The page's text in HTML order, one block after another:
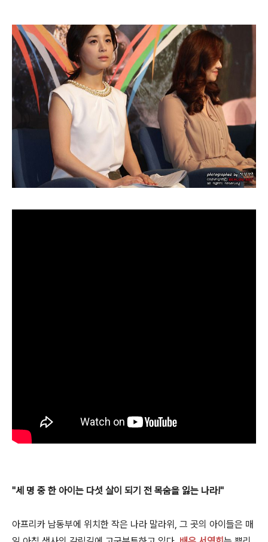
"세 명 중 한 아이는 다섯 살이 되기 전 목숨을 잃는 나라!"
아프리카 남동부에 위치한 작은 나라 말라위, 그 곳의 아이들은 매